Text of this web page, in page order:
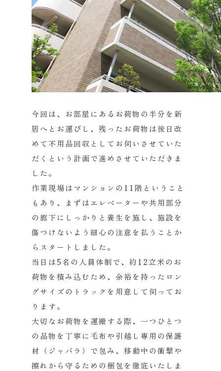
今回は、お部屋にあるお荷物の半分を新
居へとお運びし、残ったお荷物は後日改
めて不用品回収としてお伺いさせていた
だくという計画で進めさせていただきま
した。
作業現場はマンションの11階ということ
もあり、まずはエレベーターや共用部分
の廊下にしっかりと養生を施し、施設を
傷つけないよう細心の注意を払うことか
らスタートしました。
当日は5名の人員体制で、約12立米のお
荷物を積み込むため、余裕を持ったロン
グサイズのトラックを用意して伺ってお
ります。
大切なお荷物を運搬する際、一つひとつ
の品物を丁寧に毛布や引越し専用の保護
材（ジャバラ）で包み、移動中の衝撃や
擦れから守るための梱包を徹底いたしま